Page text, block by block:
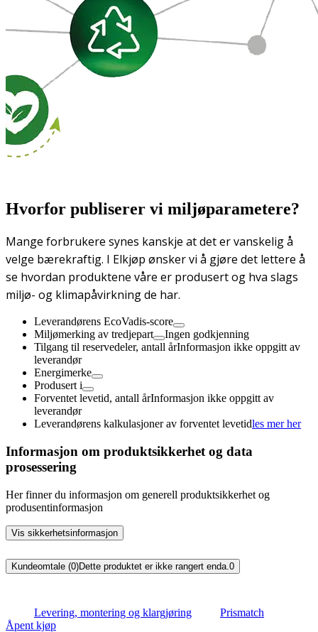
Hvorfor publiserer vi miljøparametere?
Mange forbrukere synes kanskje at det er vanskelig å
velge bærekraftig. I Elkjøp ønsker vi å gjøre det lettere å
se hvordan produktene våre er produsert og hva slags
miljø- og klimapåvirkning de har.
Leverandørens EcoVadis-score
Miljømerking av tredjepart
Ingen godkjenning
Tilgang til reservedeler, antall årInformasjon ikke oppgitt av
leverandør
Energimerke
Produsert i
Forventet levetid, antall årInformasjon ikke oppgitt av
leverandør
Leverandørens kalkulasjoner av forventet levetidles mer her
Informasjon om produktsikkerhet og data
prosessering
Her finner du informasjon om generell produktsikkerhet og
produsentinformasjon
Vis sikkerhetsinformasjon
Kundeomtale (0)Dette produktet er ikke rangert enda. 0
Levering, montering og klargjøring
Prismatch
Åpent kjøp